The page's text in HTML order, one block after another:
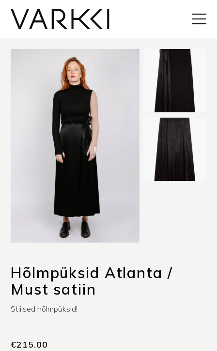
Hõlmpüksid Atlanta /
Must satiin
Stiilsed hõlmpüksid!
€215.00